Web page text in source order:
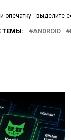
опечатку - выделите
ТЕМЫ: ANDROID